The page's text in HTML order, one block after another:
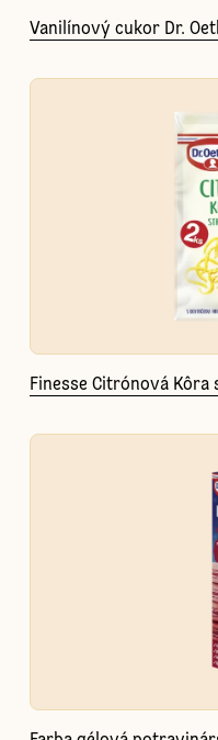
Vanilínový cukor Dr.
Finesse Citrónová Kôra